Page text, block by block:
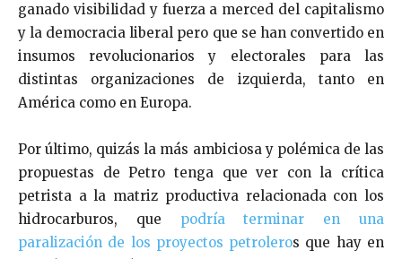
ganado visibilidad y fuerza a merced del capitalismo
y la democracia liberal pero que se han convertido en
insumos revolucionarios y electorales para las
distintas organizaciones de izquierda, tanto en
América como en Europa.
Por último, quizás la más ambiciosa y polémica de las
propuestas de Petro tenga que ver con la crítica
petrista a la matriz productiva relacionada con los
hidrocarburos, que podría terminar en una
paralización de los proyectos petroleros que hay en